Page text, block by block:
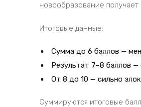
новообразование
Итоговые данные:
Сумма до 6 баллов —
Результат 7–8 баллов —
От 8 до 10 — сильно
Суммируются итоговые